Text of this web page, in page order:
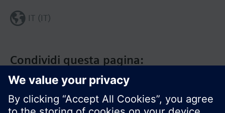
Condividi questa pagina:
IT (IT)